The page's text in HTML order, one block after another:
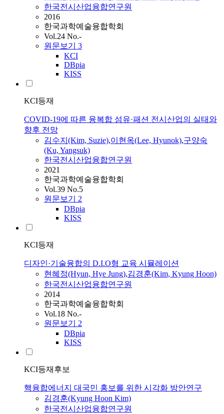
한국전시산업융합연구원
2016
한국과학예술융합학회
Vol.24 No.-
원문보기 3
KCI
DBpia
KISS
KCI등재
COVID-19에 따른 융복합 섬유·패션 전시산업의 실태와
향후 전망
김수지(Kim, Suzie),이현옥(Lee, Hyunok),구양숙
(Ku, Yangsuk)
한국전시산업융합연구원
2021
한국과학예술융합학회
Vol.39 No.5
원문보기 2
DBpia
KISS
KCI등재
디자인·기술융합의 D.I.O형 교육 시뮬레이션
현혜정(Hyun, Hye Jung),김경훈(Kim, Kyung Hoon)
한국전시산업융합연구원
2014
한국과학예술융합학회
Vol.18 No.-
원문보기 2
DBpia
KISS
KCI등재후보
핵융합에너지 대국민 홍보를 위한 시각화 방안연구
김경훈(Kyung Hoon Kim)
한국전시산업융합연구원